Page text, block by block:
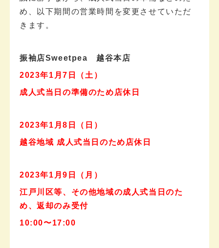
め、以下期間の営業時間を変更させていただ
きます。
振袖店Sweetpea 越谷本店
2023年1月7日（土）
成人式当日の準備のため店休日
2023年1月8日（日）
越谷地域 成人式当日のため店休日
2023年1月9日（月）
江戸川区等、その他地域の成人式当日のた
め、返却のみ受付
10:00〜17:00